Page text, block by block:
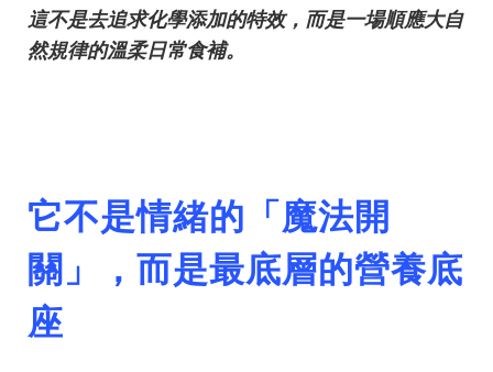
這不是去追求化學添加的特效，而是一場順應大自
然規律的溫柔日常食補。
它不是情緒的「魔法開
關」，而是最底層的營養底
座